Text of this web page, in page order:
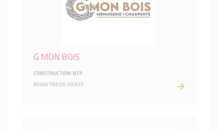
G MON BOIS
CONSTRUCTION-BTP
85590 TREIZE-VENTS